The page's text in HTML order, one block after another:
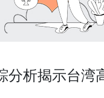
分析揭示台湾